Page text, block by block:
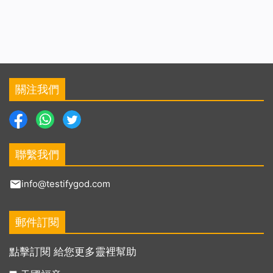
關注我們
聯繫我們
info@testifygod.com
郵件訂閱
點擊訂閱 給您更多靈裡幫助